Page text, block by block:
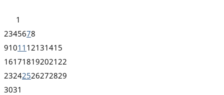
1
2345678
91011 12131415
161718192021 22
23242526272829
3031